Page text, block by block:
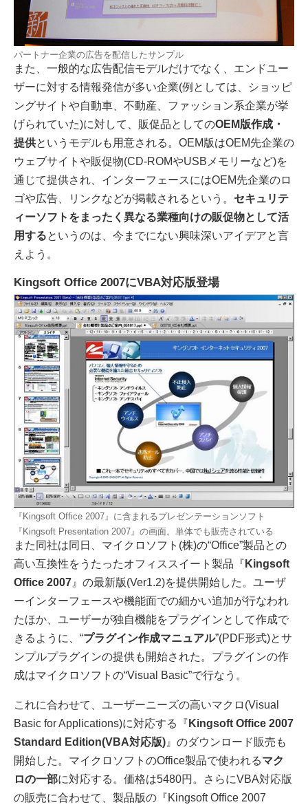
パートナー企業の広告を配信したサンプル
また、一般的な広告配信モデルだけでなく、エンドユー
ザーに対する情報発信が多い企業(例としては、ショッピ
ングサイトや自動車、不動産、ファッション系企業が挙
げられていた)に対して、販促品としてのOEM版作成・
提供というモデルも用意される。OEM版はOEM先企業の
ウェブサイトや販促物(CD-ROMやUSBメモリーなど)を
通じて提供され、インターフェースにはOEM先企業のロ
ゴや広告、リンクなどが掲載されるという。 セキュリテ
ィーソフトをまったく異なる業種向けの販促物として活
用するというのは、今までにない興味深いアイデアと言
えよう。
Kingsoft Office 2007にVBA対応版登場
『Kingsoft Office 2007』に含まれるプレゼンテーションソフト
『Kingsoft Presentation 2007』の画面。単体でも販売されている
また同社は同日、マイクロソフト(株)の“Office”製品との
高い互換性をうたったオフィススイート製品『 Kingsoft
Office 2007 』の最新版(Ver1.2)を提供開始した。ユーザ
ーインターフェースや機能面での細かい追加が行なわれ
たほか、ユーザーが独自機能をプラグインとして作成で
きるように、“プラグイン作成マニュアル”(PDF形式)とサ
ンプルプラグインの提供も開始された。プラグインの作
成はマイクロソフトの“Visual Basic”で行なう。
これに合わせて、ユーザーニーズの高いマクロ(Visual
Basic for Applications)に対応する『 Kingsoft Office 2007
Standard Edition(VBA対応版) 』のダウンロード販売も
開始した。マイクロソフトのOffice製品で使われるマク
ロの一部に対応する。価格は5480円。さらにVBA対応版
の販売に合わせて、製品版の『Kingsoft Office 2007